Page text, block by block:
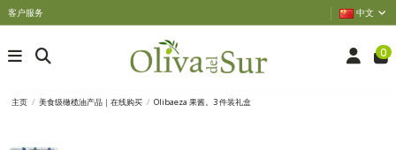
客户服务 中文
0
主页 美食级橄榄油产品｜在线购买 Olibaeza 果酱。3 件装礼盒